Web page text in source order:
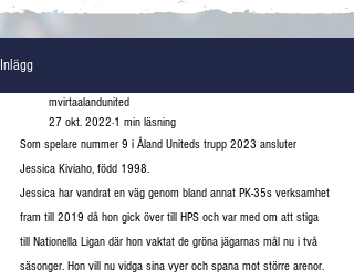
Inlägg
mvirtaalandunited
27 okt. 2022 1 min läsning
Som spelare nummer 9 i Åland Uniteds trupp 2023 ansluter
Jessica Kiviaho, född 1998.
Jessica har vandrat en väg genom bland annat PK-35s verksamhet
fram till 2019 då hon gick över till HPS och var med om att stiga
till Nationella Ligan där hon vaktat de gröna jägarnas mål nu i två
säsonger. Hon vill nu vidga sina vyer och spana mot större arenor.